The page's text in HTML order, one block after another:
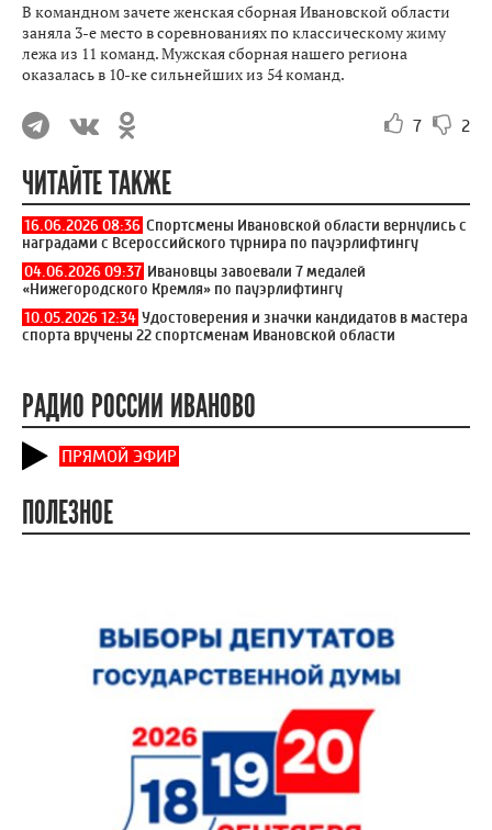
В командном зачете женская сборная Ивановской области
заняла 3-е место в соревнованиях по классическому жиму
лежа из 11 команд. Мужская сборная нашего региона
оказалась в 10-ке сильнейших из 54 команд.
7 2
ЧИТАЙТЕ ТАКЖЕ
16.06.2026 08:36 Спортсмены Ивановской области вернулись с
наградами с Всероссийского турнира по пауэрлифтингу
04.06.2026 09:37 Ивановцы завоевали 7 медалей
«Нижегородского Кремля» по пауэрлифтингу
10.05.2026 12:34 Удостоверения и значки кандидатов в мастера
спорта вручены 22 спортсменам Ивановской области
РАДИО РОССИИ ИВАНОВО
ПРЯМОЙ ЭФИР
ПОЛЕЗНОЕ